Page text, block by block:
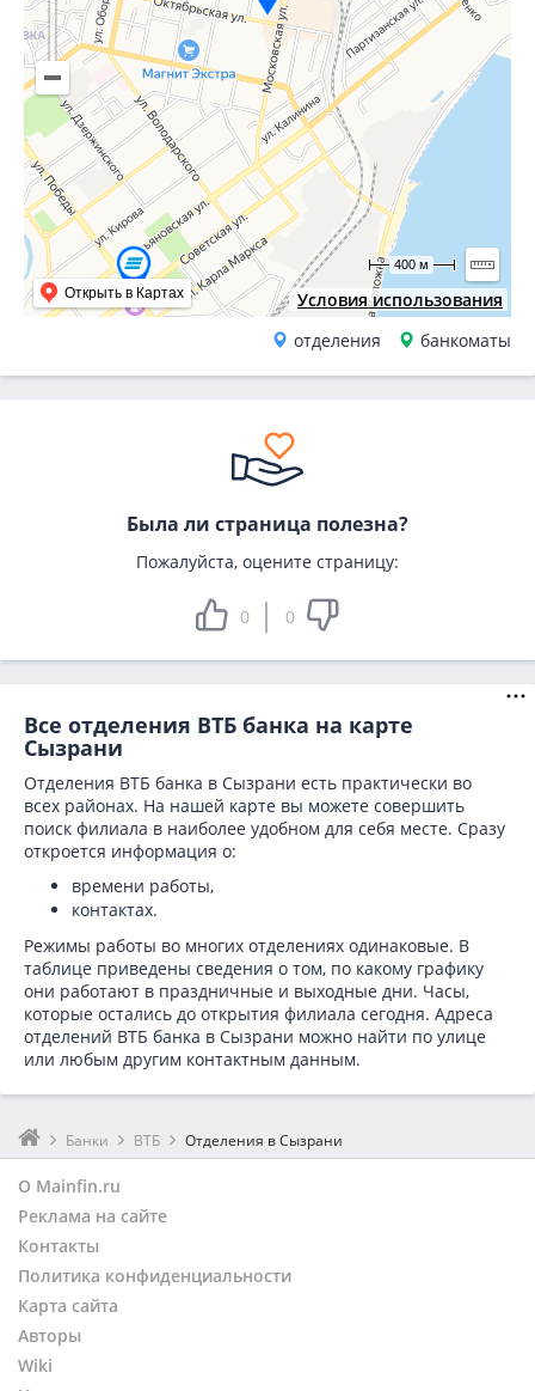
Условия использования
Открыть в Картах
400 м
отделения банкоматы
Была ли страница полезна?
Пожалуйста, оцените страницу:
0 0
Все отделения ВТБ банка на карте
Сызрани
Отделения ВТБ банка в Сызрани есть практически во
всех районах. На нашей карте вы можете совершить
поиск филиала в наиболее удобном для себя месте. Сразу
откроется информация о:
времени работы,
контактах.
Режимы работы во многих отделениях одинаковые. В
таблице приведены сведения о том, по какому графику
они работают в праздничные и выходные дни. Часы,
которые остались до открытия филиала сегодня. Адреса
отделений ВТБ банка в Сызрани можно найти по улице
или любым другим контактным данным.
Банки ВТБ Отделения в Сызрани
О Mainfin.ru
Реклама на сайте
Контакты
Политика конфиденциальности
Карта сайта
Авторы
Wiki